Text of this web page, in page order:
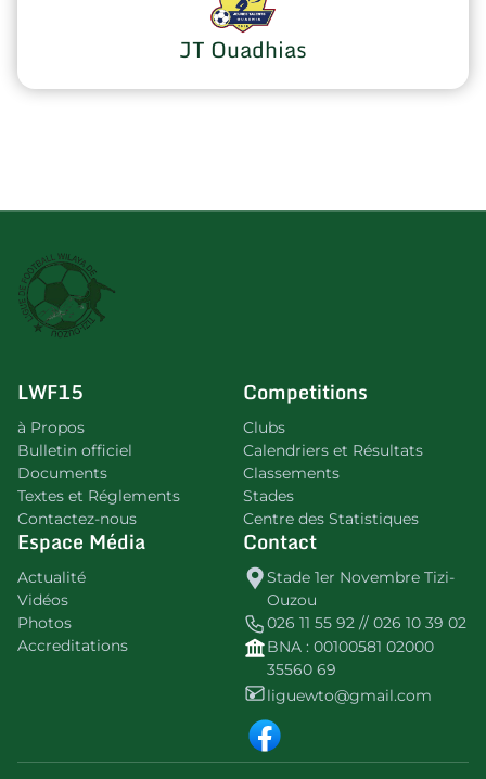
JT Ouadhias
LWF15
à Propos
Bulletin officiel
Documents
Textes et Réglements
Contactez-nous
Competitions
Clubs
Calendriers et Résultats
Classements
Stades
Centre des Statistiques
Espace Média
Actualité
Vidéos
Photos
Accreditations
Contact
Stade 1er Novembre Tizi-
Ouzou
026 11 55 92 // 026 10 39 02
BNA : 00100581 02000
35560 69
liguewto@gmail.com